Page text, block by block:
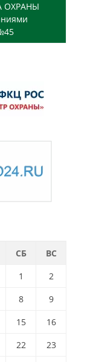
ОХРАНЫ
СБ
ВС
1
2
8
9
15
16
22
23